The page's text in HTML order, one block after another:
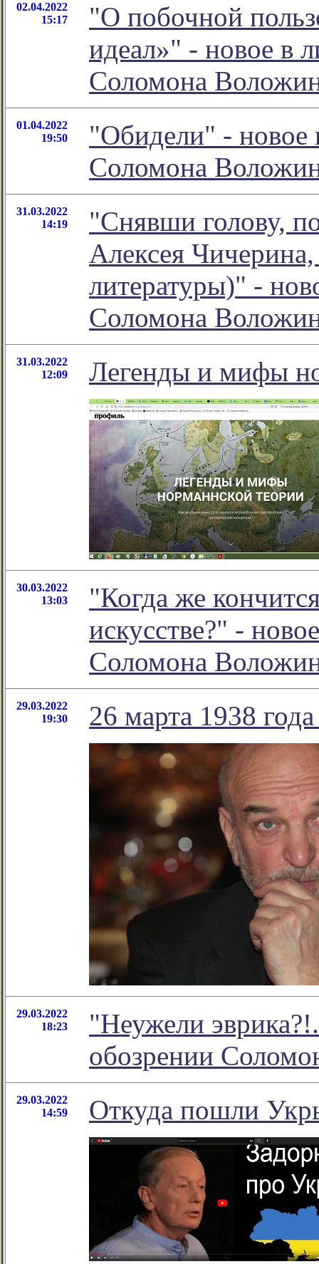
02.04.2022
15:17
"О побочной
идеал»" - новое в
Соломона
01.04.2022
19:50
"Обидели" - новое
Соломона
31.03.2022
14:19
"Снявши голову,
Алексея
литературы)" -
Соломона
31.03.2022
12:09
Легенды и мифы
30.03.2022
13:03
"Когда же
искусстве?" -
Соломона
29.03.2022
19:30
26 марта 1938
29.03.2022
18:23
"Неужели
обозрении
29.03.2022
14:59
Откуда пошли